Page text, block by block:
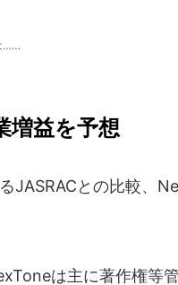
……
増益を予想
JASRACとの比較、
は主に著作権等